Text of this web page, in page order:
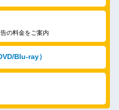
の料金をご案内
Blu-ray）